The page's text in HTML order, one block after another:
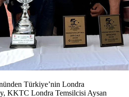
Türkiye’nin Londra
KKTC Londra Temsilcisi Aysan